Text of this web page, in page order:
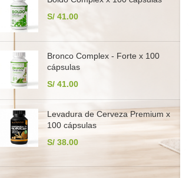
S/ 41.00
Bronco Complex - Forte x 100
cápsulas
S/ 41.00
Levadura de Cerveza Premium x
100 cápsulas
S/ 38.00